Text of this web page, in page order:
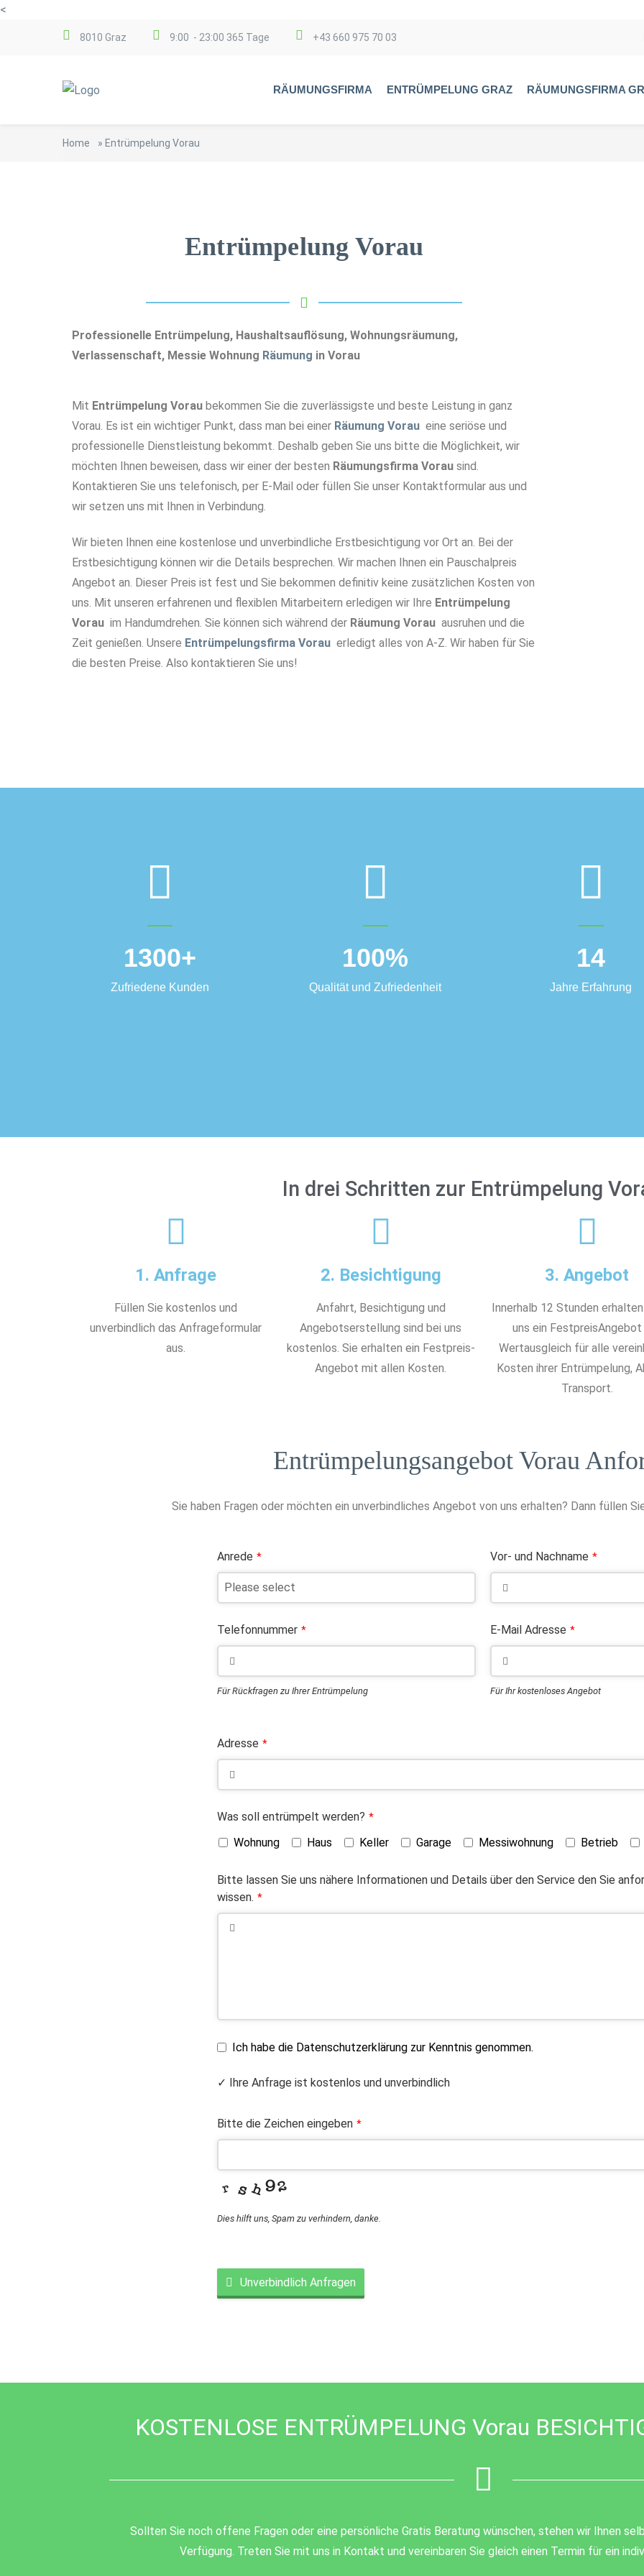
<
8010 Graz 9:00 - 23:00 365 Tage +43 660 975 70 03
RÄUMUNGSFIRMA ENTRÜMPELUNG GRAZ RÄUMUNGSFIRMA
Home » Entrümpelung Vorau
Entrümpelung Vorau
Professionelle Entrümpelung, Haushaltsauflösung, Wohnungsräumung,
Verlassenschaft, Messie Wohnung Räumung in Vorau
Mit Entrümpelung Vorau bekommen Sie die zuverlässigste und beste Leistung in ganz
Vorau. Es ist ein wichtiger Punkt, dass man bei einer Räumung Vorau eine seriöse und
professionelle Dienstleistung bekommt. Deshalb geben Sie uns bitte die Möglichkeit, wir
möchten Ihnen beweisen, dass wir einer der besten Räumungsfirma Vorau sind.
Kontaktieren Sie uns telefonisch, per E-Mail oder füllen Sie unser Kontaktformular aus und
wir setzen uns mit Ihnen in Verbindung.
Wir bieten Ihnen eine kostenlose und unverbindliche Erstbesichtigung vor Ort an. Bei der
Erstbesichtigung können wir die Details besprechen. Wir machen Ihnen ein Pauschalpreis
Angebot an. Dieser Preis ist fest und Sie bekommen definitiv keine zusätzlichen Kosten von
uns. Mit unseren erfahrenen und flexiblen Mitarbeitern erledigen wir Ihre Entrümpelung
Vorau im Handumdrehen. Sie können sich während der Räumung Vorau ausruhen und die
Zeit genießen. Unsere Entrümpelungsfirma Vorau erledigt alles von A-Z. Wir haben für Sie
die besten Preise. Also kontaktieren Sie uns!
1300+
Zufriedene Kunden
100%
Qualität und Zufriedenheit
14
Jahre Erfahrung
In drei Schritten zur Entrümpelung
1. Anfrage
Füllen Sie kostenlos und
unverbindlich das Anfrageformular
aus.
2. Besichtigung
Anfahrt, Besichtigung und
Angebotserstellung sind bei uns
kostenlos. Sie erhalten ein Festpreis-
Angebot mit allen Kosten.
3. Angebot
Innerhalb 12 Stunden
uns ein
Wertausgleich für alle
Kosten ihrer Entrümpelung,
Transport.
Entrümpelungsangebot Vorau
Sie haben Fragen oder möchten ein unverbindliches Angebot von uns erhalten? Dann füllen
Anrede * Vor- und Nachname *
Telefonnummer *
Für Rückfragen zu Ihrer Entrümpelung
E-Mail Adresse *
Für Ihr kostenloses Angebot
Adresse *
Was soll entrümpelt werden? *
Wohnung Haus Keller Garage Messiwohnung Betrieb
Bitte lassen Sie uns nähere Informationen und Details über den Service den Sie
wissen. *
Ich habe die Datenschutzerklärung zur Kenntnis genommen.
✓ Ihre Anfrage ist kostenlos und unverbindlich
Bitte die Zeichen eingeben *
Dies hilft uns, Spam zu verhindern, danke.
Unverbindlich Anfragen
left
KOSTENLOSE ENTRÜMPELUNG Vorau
Sollten Sie noch offene Fragen oder eine persönliche Gratis Beratung wünschen, stehen wir Ihnen
Verfügung. Treten Sie mit uns in Kontakt und vereinbaren Sie gleich einen Termin für ein